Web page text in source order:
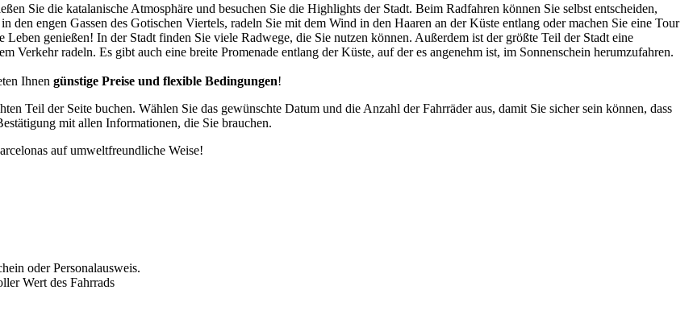
Sie die katalanische Atmosphäre und besuchen Sie die Highlights der Stadt. Beim Radfahren können Sie selbst entscheiden,
engen Gassen des Gotischen Viertels, radeln Sie mit dem Wind in den Haaren an der Küste entlang oder machen Sie eine Tour
genießen! In der Stadt finden Sie viele Radwege, die Sie nutzen können. Außerdem ist der größte Teil der Stadt eine
Verkehr radeln. Es gibt auch eine breite Promenade entlang der Küste, auf der es angenehm ist, im Sonnenschein herumzufahren.
Ihnen günstige Preise und flexible Bedingungen!
Teil der Seite buchen. Wählen Sie das gewünschte Datum und die Anzahl der Fahrräder aus, damit Sie sicher sein können, dass
mit allen Informationen, die Sie brauchen.
auf umweltfreundliche Weise!
oder Personalausweis.
Wert des Fahrrads